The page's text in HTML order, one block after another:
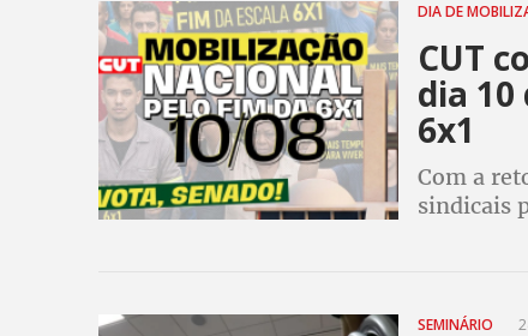
DIA DE
CUT
dia 10
6x1
Com a
sindicais
SEMINÁRIO